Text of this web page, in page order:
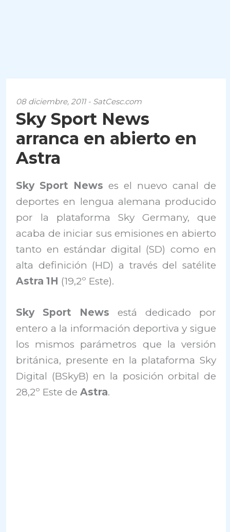
08 diciembre, 2011 - SatCesc.com
Sky Sport News
arranca en abierto en
Astra
Sky Sport News es el nuevo canal de
deportes en lengua alemana producido
por la plataforma Sky Germany, que
acaba de iniciar sus emisiones en abierto
tanto en estándar digital (SD) como en
alta definición (HD) a través del satélite
Astra 1H (19,2º Este).
Sky Sport News está dedicado por
entero a la información deportiva y sigue
los mismos parámetros que la versión
británica, presente en la plataforma Sky
Digital (BSkyB) en la posición orbital de
28,2º Este deAstra.